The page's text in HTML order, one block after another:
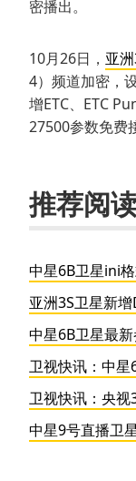
密播出。
10月26日， 亚
4）频道加密，
增ETC、ETC
27500参数免费
推荐阅
中星6B卫星ini
亚洲3S卫星新
中星6B卫星最新
卫视快讯：中星
卫视快讯：央
中星9号直播卫